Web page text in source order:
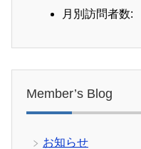
月別訪問者数:
Member’s Blog
お知らせ